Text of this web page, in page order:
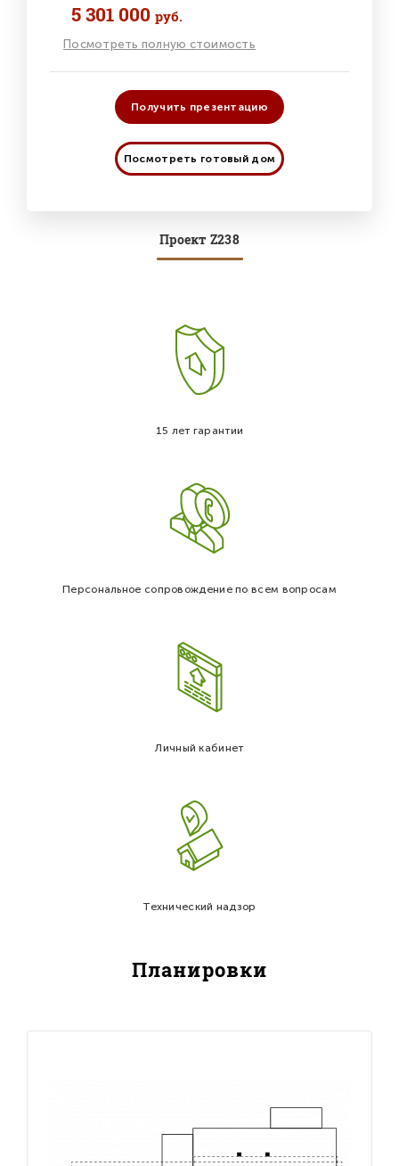
5 301 000 руб.
Посмотреть полную стоимость
Получить презентацию
Посмотреть готовый дом
Проект Z238
15 лет гарантии
Персональное сопровождение по всем вопросам
Личный кабинет
Технический надзор
Планировки